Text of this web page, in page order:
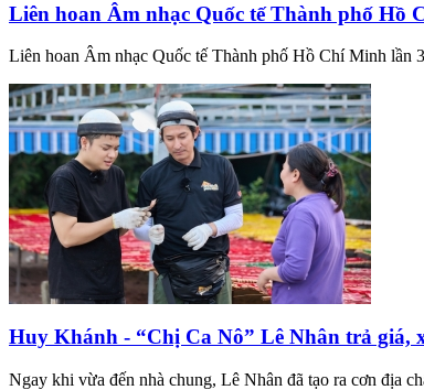
Liên hoan Âm nhạc Quốc tế Thành phố Hồ
Liên hoan Âm nhạc Quốc tế Thành phố Hồ Chí Minh
Huy Khánh - “Chị Ca Nô” Lê Nhân trả giá,
Ngay khi vừa đến nhà chung, Lê Nhân đã tạo ra cơn địa